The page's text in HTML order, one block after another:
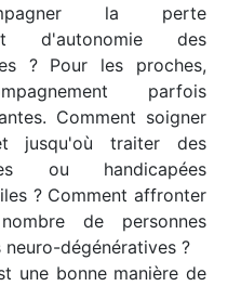
la perte
d'autonomie des
? Pour les proches,
parfois
Comment soigner
jusqu'où traiter des
ou handicapées
? Comment affronter
de personnes
dégénératives ?
une bonne manière de